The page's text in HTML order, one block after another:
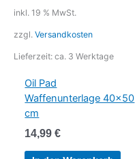
inkl. 19 % MwSt.
zzgl. Versandkosten
Lieferzeit: ca. 3 Werktage
Oil Pad
Waffenunterlage 40×50
cm
14,99€